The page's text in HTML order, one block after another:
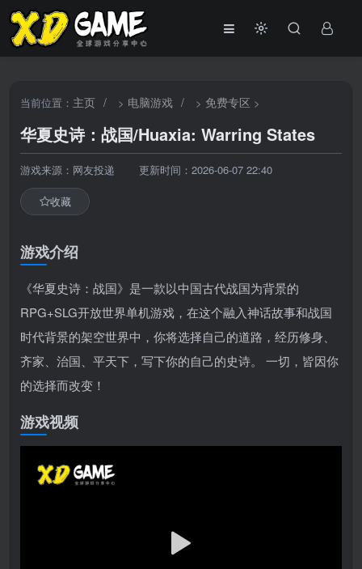
当前位置： 主页 / > 电脑游戏 / > 免费专区 >
华夏史诗：战国/Huaxia: Warring States
游戏来源：网友投递 更新时间：2026-06-07 22:40
收藏
游戏介绍
《华夏史诗：战国》是一款以中国古代战国为背景的
RPG+SLG开放世界单机游戏，在这个融入神话故事和战国
时代背景的架空世界中，你将选择自己的道路，经历修身、
齐家、治国、平天下，写下你的自己的史诗。 一切，皆因你
的选择而改变！
游戏视频